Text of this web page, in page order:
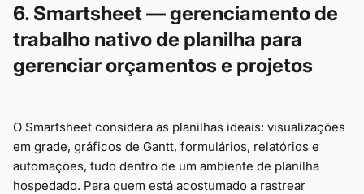
6. Smartsheet — gerenciamento de
trabalho nativo de planilha para
gerenciar orçamentos e projetos
O Smartsheet considera as planilhas ideais: visualizações
em grade, gráficos de Gantt, formulários, relatórios e
automações, tudo dentro de um ambiente de planilha
hospedado. Para quem está acostumado a rastrear